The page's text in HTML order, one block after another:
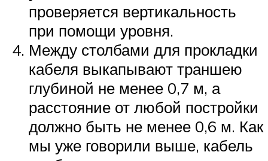
проверяется вертикальность
при помощи уровня.
Между столбами для прокладки
кабеля выкапывают траншею
глубиной не менее 0,7 м, а
расстояние от любой постройки
должно быть не менее 0,6 м. Как
мы уже говорили выше, кабель